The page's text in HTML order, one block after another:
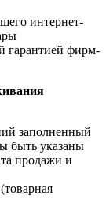
интернет-
гарантией фирм-
заполненный
быть указаны
продажи и